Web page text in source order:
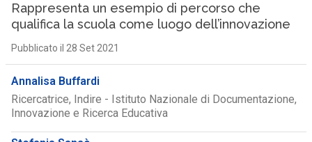
Rappresenta un esempio di percorso che
qualifica la scuola come luogo dell’innovazione
Pubblicato il 28 Set 2021
Annalisa Buffardi
Ricercatrice, Indire - Istituto Nazionale di Documentazione,
Innovazione e Ricerca Educativa